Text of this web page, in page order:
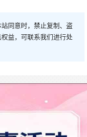
同意时，禁止复制、盗
益，可联系我们进行处